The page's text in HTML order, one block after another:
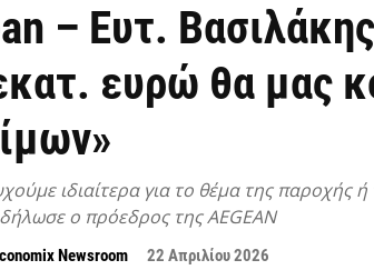
– Ευτ.
ευρώ θα μας
ιδιαίτερα για το θέμα της παροχής
δήλωσε ο πρόεδρος της AEGEAN
Newsroom 22 Απριλίου 2026